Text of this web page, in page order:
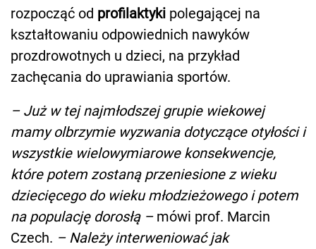
rozpocząć od profilaktyki polegającej na
kształtowaniu odpowiednich nawyków
prozdrowotnych u dzieci, na przykład
zachęcania do uprawiania sportów.
– Już w tej najmłodszej grupie wiekowej
mamy olbrzymie wyzwania dotyczące otyłości i
wszystkie wielowymiarowe konsekwencje,
które potem zostaną przeniesione z wieku
dziecięcego do wieku młodzieżowego i potem
na populację dorosłą – mówi prof. Marcin
Czech. – Należy interweniować jak